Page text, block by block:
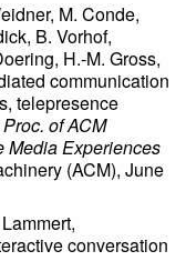
M. Conde,
B. Vorhof,
H.-M. Gross,
communication
telepresence
Proc. of ACM
Media Experiences
(ACM), June
conversation